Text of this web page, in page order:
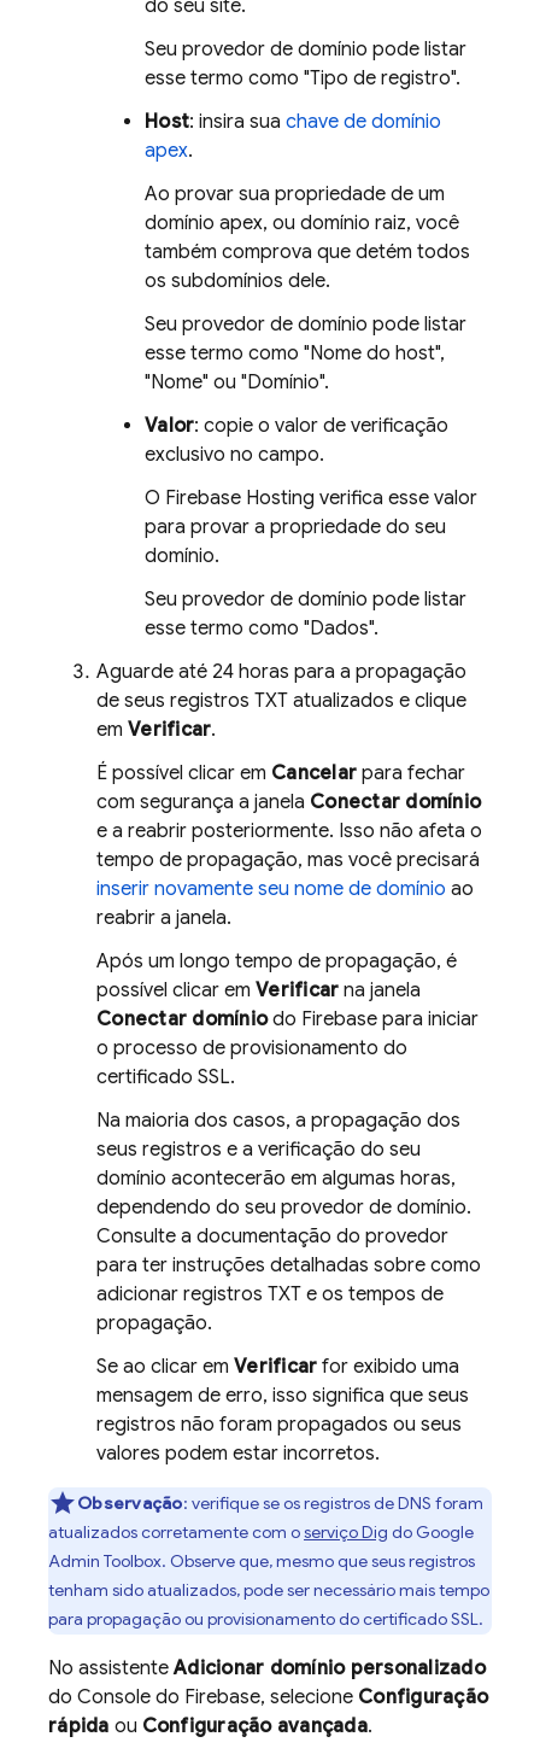
do seu site.
Seu provedor de domínio pode listar
esse termo como "Tipo de registro".
Host: insira sua chave de domínio
apex.
Ao provar sua propriedade de um
domínio apex, ou domínio raiz, você
também comprova que detém todos
os subdomínios dele.
Seu provedor de domínio pode listar
esse termo como "Nome do host",
"Nome" ou "Domínio".
Valor: copie o valor de verificação
exclusivo no campo.
O Firebase Hosting verifica esse valor
para provar a propriedade do seu
domínio.
Seu provedor de domínio pode listar
esse termo como "Dados".
Aguarde até 24 horas para a propagação
de seus registros TXT atualizados e clique
em Verificar.
É possível clicar em Cancelar para fechar
com segurança a janela Conectar domínio
e a reabrir posteriormente. Isso não afeta o
tempo de propagação, mas você precisará
inserir novamente seu nome de domínio ao
reabrir a janela.
Após um longo tempo de propagação, é
possível clicar em Verificar na janela
Conectar domíniodo Firebase para iniciar
o processo de provisionamento do
certificado SSL.
Na maioria dos casos, a propagação dos
seus registros e a verificação do seu
domínio acontecerão em algumas horas,
dependendo do seu provedor de domínio.
Consulte a documentação do provedor
para ter instruções detalhadas sobre como
adicionar registros TXT e os tempos de
propagação.
Se ao clicar em Verificar for exibido uma
mensagem de erro, isso significa que seus
registros não foram propagados ou seus
valores podem estar incorretos.
Observação: verifique se os registros de DNS foram
atualizados corretamente com oserviço Dig do Google
Admin Toolbox. Observe que, mesmo que seus registros
tenham sido atualizados, pode ser necessário mais tempo
para propagação ou provisionamento do certificado SSL.
No assistenteAdicionar domínio personalizado
do Console do Firebase, selecione Configuração
rápida ou Configuração avançada.